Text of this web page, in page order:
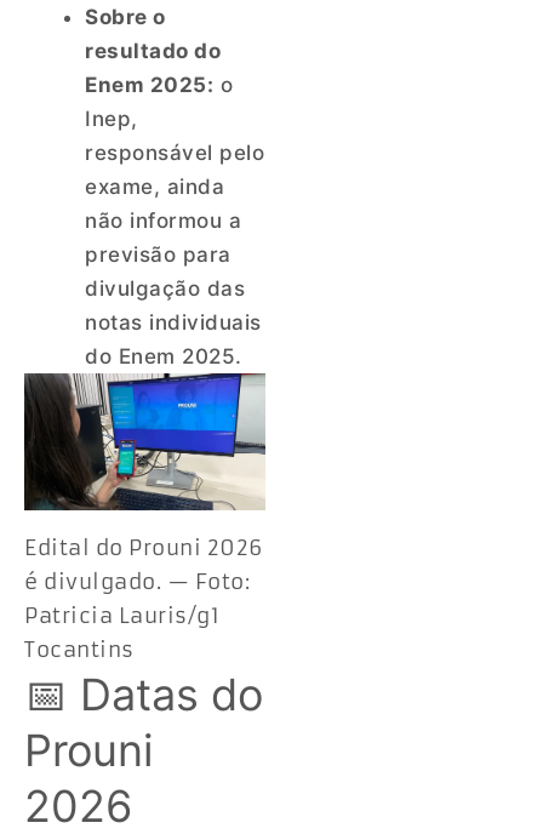
Sobre o
resultado do
Enem 2025: o
Inep,
responsável pelo
exame, ainda
não informou a
previsão para
divulgação das
notas individuais
do Enem 2025.
Edital do Prouni 2026
é divulgado. — Foto:
Patricia Lauris/g1
Tocantins
📅 Datas do
Prouni
2026